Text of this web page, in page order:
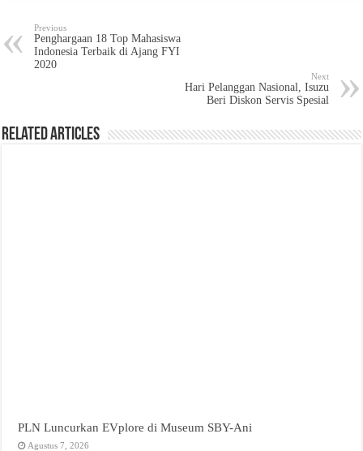
Previous
Penghargaan 18 Top Mahasiswa
Indonesia Terbaik di Ajang FYI
2020
Next
Hari Pelanggan Nasional, Isuzu
Beri Diskon Servis Spesial
Related Articles
PLN Luncurkan EVplore di Museum SBY-Ani
Agustus 7, 2026